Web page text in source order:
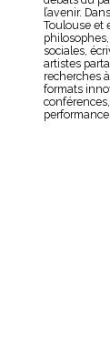
l’avenir.
Toulouse et
sociales,
artistes
recherches
formats